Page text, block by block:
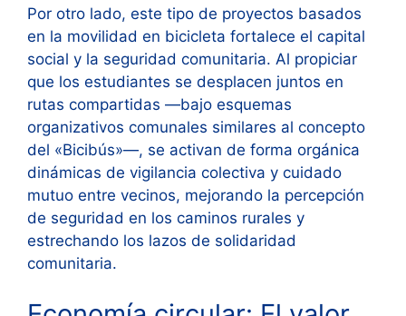
Por otro lado, este tipo de proyectos basados
en la movilidad en bicicleta fortalece el capital
social y la seguridad comunitaria. Al propiciar
que los estudiantes se desplacen juntos en
rutas compartidas —bajo esquemas
organizativos comunales similares al concepto
del «Bicibús»—, se activan de forma orgánica
dinámicas de vigilancia colectiva y cuidado
mutuo entre vecinos, mejorando la percepción
de seguridad en los caminos rurales y
estrechando los lazos de solidaridad
comunitaria.